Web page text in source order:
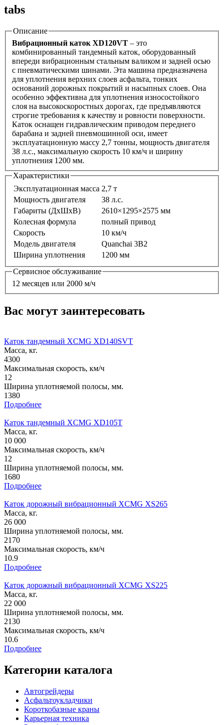
tabs
Описание
Вибрационный каток XD120VT – это
комбинированный тандемный каток, оборудованный
впереди вибрационным стальным валиком и задней осью
с пневматическими шинами. Эта машина предназначена
для уплотнения верхних слоев асфальта, тонких
оснований дорожных покрытий и насыпных слоев. Она
особенно эффективна для уплотнения износостойкого
слоя на высокоскоростных дорогах, где предъявляются
строгие требования к качеству и ровности поверхности.
Каток оснащен гидравлическим приводом переднего
барабана и задней пневмошинной оси, имеет
эксплуатационную массу 2,7 тонны, мощность двигателя
38 л.с., максимальную скорость 10 км/ч и ширину
уплотнения 1200 мм.
Характеристики
Эксплуатационная масса 2,7 т
Мощность двигателя
38 л.с.
Габариты (ДхШхВ)
2610×1295×2575 мм
Колесная формула
полный привод
Скорость
10 км/ч
Модель двигателя
Quanchai 3B2
Ширина уплотнения
1200 мм
Сервисное обслуживание
12 месяцев или 2000 м/ч
Вас могут заинтересовать
Каток тандемный XCMG XD140SVT
Масса, кг.
4300
Максимальная скорость, км/ч
12
Ширина уплотняемой полосы, мм.
1380
Подробнее
Каток тандемный XCMG XD105T
Масса, кг.
10 000
Максимальная скорость, км/ч
12
Ширина уплотняемой полосы, мм.
1680
Подробнее
Каток дорожный вибрационный XCMG XS265
Масса, кг.
26 000
Ширина уплотняемой полосы, мм.
2170
Максимальная скорость, км/ч
10.9
Подробнее
Каток дорожный вибрационный XCMG XS225
Масса, кг.
22 000
Ширина уплотняемой полосы, мм.
2130
Максимальная скорость, км/ч
10.6
Подробнее
Категории каталога
Автогрейдеры
Асфальтоукладчики
Короткобазные краны
Карьерная техника